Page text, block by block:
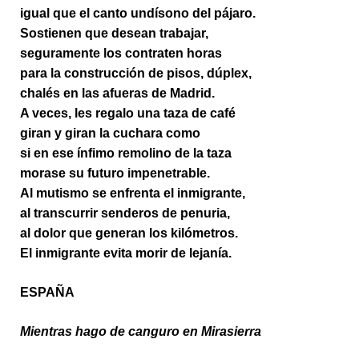
igual que el canto undísono del pájaro.
Sostienen que desean trabajar,
seguramente los contraten horas
para la construcción de pisos, dúplex,
chalés en las afueras de Madrid.
A veces, les regalo una taza de café
giran y giran la cuchara como
si en ese ínfimo remolino de la taza
morase su futuro impenetrable.
Al mutismo se enfrenta el inmigrante,
al transcurrir senderos de penuria,
al dolor que generan los kilómetros.
El inmigrante evita morir de lejanía.
ESPAÑA
Mientras hago de canguro en Mirasierra